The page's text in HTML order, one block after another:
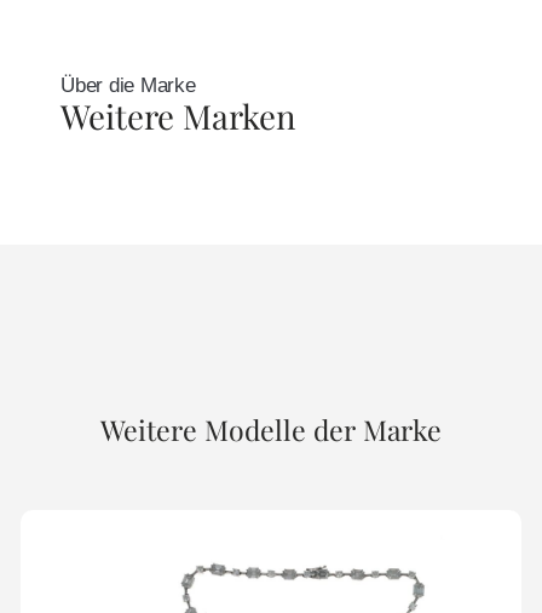
Über die Marke
Weitere Marken
Weitere Modelle der Marke